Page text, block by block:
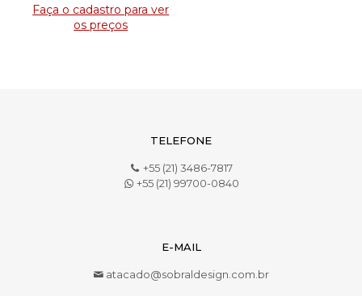
Faça o cadastro para ver
os preços
TELEFONE
+55 (21) 3486-7817
+55 (21) 99700-0840
E-MAIL
atacado@sobraldesign.com.br